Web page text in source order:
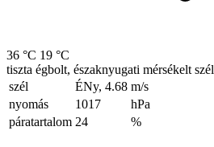
36 °C 19 °C
tiszta égbolt, északnyugati mérsékelt szél
szél
ÉNy, 4.68 m/s
nyomás
1017
hPa
páratartalom 24 %